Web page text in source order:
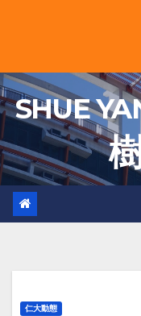
SHUE
仁大動態